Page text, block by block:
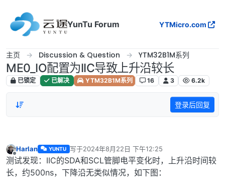
YunTu Forum
YTMicro.com
主页 Discussion & Question YTM32B1M系列
ME0_IO配置为IIC导致上升沿较长
已锁定 已解决 YTM32B1M系列 16 3 6.2k
登录后回复
离线
Harlan YUNTU 写于2024年8月22日 下午12:25
最后由 编辑
测试发现：IIC的SDA和SCL管脚电平变化时，上升沿时间较
长，约500ns，下降沿无类似情况，如下图：